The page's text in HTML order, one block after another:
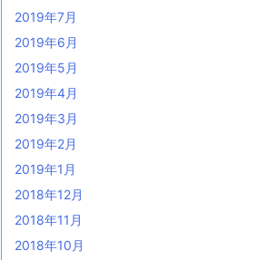
2019年7月
2019年6月
2019年5月
2019年4月
2019年3月
2019年2月
2019年1月
2018年12月
2018年11月
2018年10月